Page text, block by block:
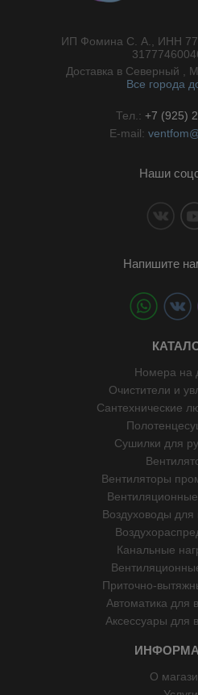
ИП Фомина С. А., ИНН
Доставка в Северный ,
Все города
Тел.: +7 (925)
E-mail:
Наши
Напишите
Номера на
Очистители и
Сантехнические
Сушилки для
Вентиляторы
Вентиляционные
Воздуховоды для
Канальные
Приточно-
Автоматика для
Аксессуары для
О